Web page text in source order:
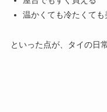
温かくても冷たくても
といった点が、タイの日